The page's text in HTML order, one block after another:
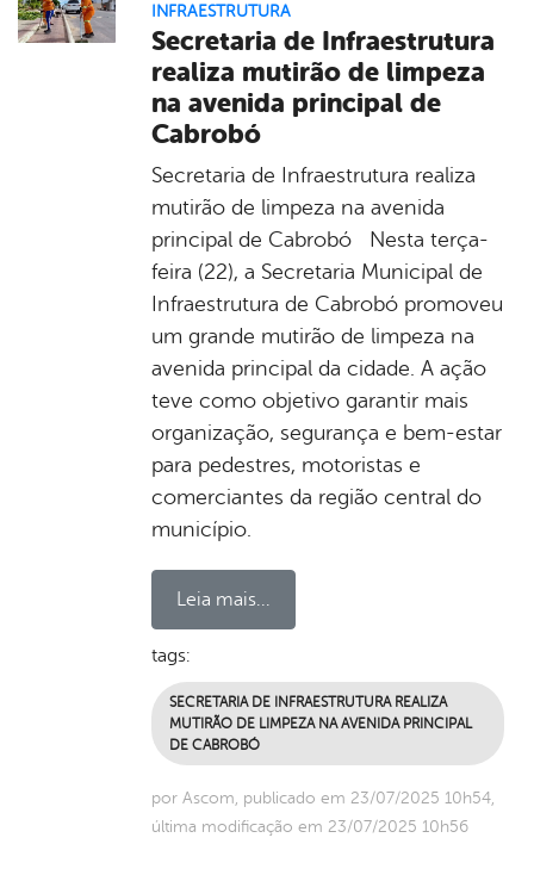
INFRAESTRUTURA
Secretaria de Infraestrutura
realiza mutirão de limpeza
na avenida principal de
Cabrobó
Secretaria de Infraestrutura realiza
mutirão de limpeza na avenida
principal de Cabrobó Nesta terça-
feira (22), a Secretaria Municipal de
Infraestrutura de Cabrobó promoveu
um grande mutirão de limpeza na
avenida principal da cidade. A ação
teve como objetivo garantir mais
organização, segurança e bem-estar
para pedestres, motoristas e
comerciantes da região central do
município.
Leia mais...
tags:
SECRETARIA DE INFRAESTRUTURA REALIZA
MUTIRÃO DE LIMPEZA NA AVENIDA PRINCIPAL
DE CABROBÓ
por Ascom, publicado em 23/07/2025 10h54,
última modificação em 23/07/2025 10h56